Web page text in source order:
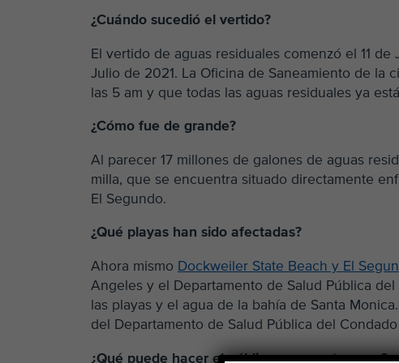
¿Cuándo sucedió el vertido?
El vertido de aguas residuales comenzó el 11
Julio de 2021. La Oficina de Saneamiento de la
las 5 am y que todas las aguas residuales ya
¿Cómo fue de grande?
Al parecer 17 millones de galones de aguas
milla, que se encuentra situado directamente
El Segundo.
¿Qué playas han sido afectadas?
Ahora mismo Dockweiler State Beach y El
Angeles y el Departamento de Salud Pública
las playas y el agua de la bahía de Santa
del Departamento de Salud Pública del
¿Qué puede hacer el público para protegerse?